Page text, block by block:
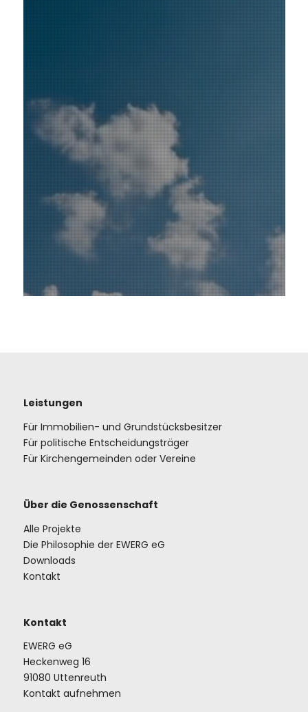
Leistungen
Für Immobilien- und Grundstücksbesitzer
Für politische Entscheidungsträger
Für Kirchengemeinden oder Vereine
Über die Genossenschaft
Alle Projekte
Die Philosophie der EWERG eG
Downloads
Kontakt
Kontakt
EWERG eG
Heckenweg 16
91080 Uttenreuth
Kontakt aufnehmen